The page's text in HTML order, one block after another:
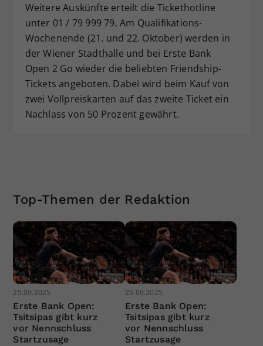
Weitere Auskünfte erteilt die Tickethotline
unter 01 / 79 999 79. Am Qualifikations-
Wochenende (21. und 22. Oktober) werden in
der Wiener Stadthalle und bei Erste Bank
Open 2 Go wieder die beliebten Friendship-
Tickets angeboten. Dabei wird beim Kauf von
zwei Vollpreiskarten auf das zweite Ticket ein
Nachlass von 50 Prozent gewährt.
Top-Themen der Redaktion
25.09.2025
Erste Bank Open:
Tsitsipas gibt kurz
vor Nennschluss
Startzusage
25.09.2025
Erste Bank Open:
Tsitsipas gibt kurz
vor Nennschluss
Startzusage